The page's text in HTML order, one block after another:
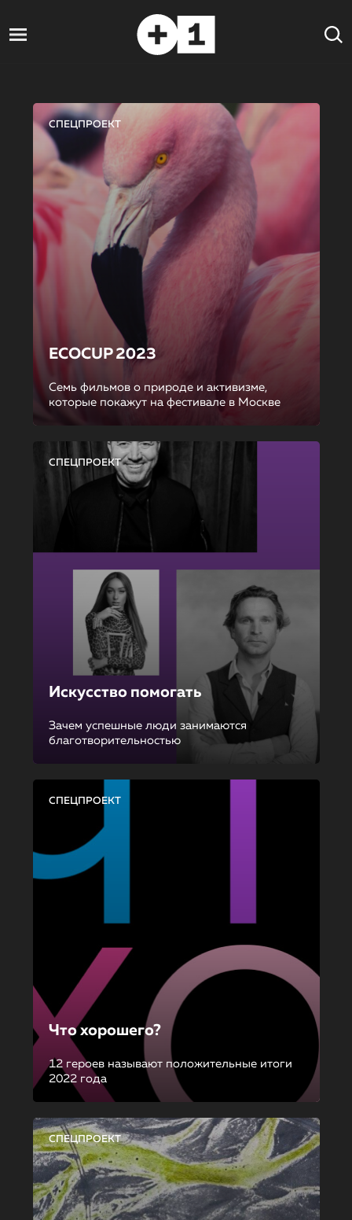
СПЕЦПРОЕКТ
ECOCUP 2023
Семь фильмов о природе и активизме,
которые покажут на фестивале в Москве
СПЕЦПРОЕКТ
Искусство помогать
Зачем успешные люди занимаются
благотворительностью
СПЕЦПРОЕКТ
Что хорошего?
12 героев называют положительные итоги
2022 года
СПЕЦПРОЕКТ